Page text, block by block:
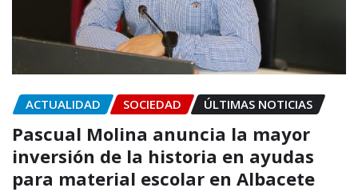
ACTUALIDAD SOCIEDAD ÚLTIMAS NOTICIAS
Pascual Molina anuncia la mayor
inversión de la historia en ayudas
para material escolar en Albacete